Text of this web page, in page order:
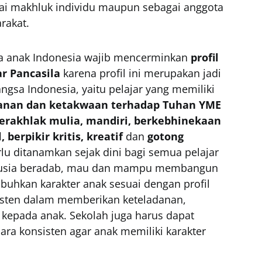
makhluk individu maupun sebagai anggota
anak Indonesia wajib mencerminkan profil
Pancasila karena profil ini merupakan jadi
Indonesia, yaitu pelajar yang memiliki
dan ketakwaan terhadap Tuhan YME
mulia, mandiri, berkebhinekaan
berpikir kritis, kreatifdan gotong
ditanamkan sejak dini bagi semua pelajar
beradab, mau dan mampu membangun
karakter anak sesuai dengan profil
dalam memberikan keteladanan,
anak. Sekolah juga harus dapat
konsisten agar anak memiliki karakter